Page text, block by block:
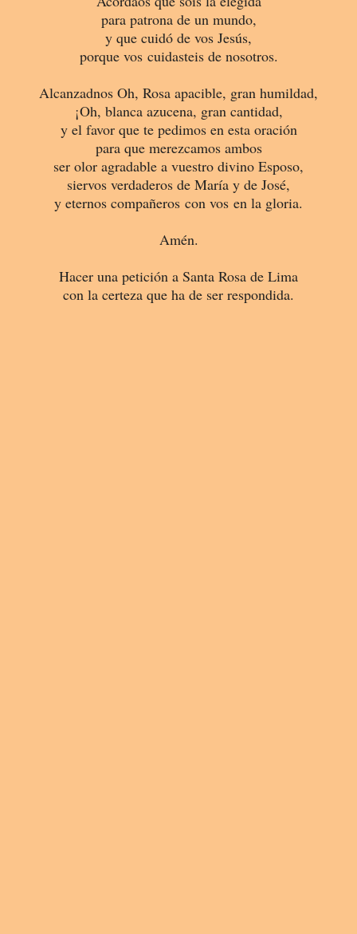
para patrona de un mundo,
y que cuidó de vos Jesús,
porque vos cuidasteis de nosotros.
Alcanzadnos Oh, Rosa apacible, gran humildad,
¡Oh, blanca azucena, gran cantidad,
y el favor que te pedimos en esta oración
para que merezcamos ambos
ser olor agradable a vuestro divino Esposo,
siervos verdaderos de María y de José,
y eternos compañeros con vos en la gloria.
Amén.
Hacer una petición a Santa Rosa de Lima
con la certeza que ha de ser respondida.